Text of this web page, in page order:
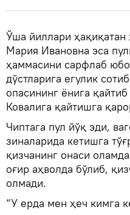
Ўша йиллари ҳақиқатан
Мария Ивановна эса
ҳаммасини сарфлаб
дўстларига егулик
опасининг ёнига
Ковалига қайтишга
Чиптага пул йўқ эди,
зиналарида кетишга
қизчанинг онаси
оғир аҳволда бўлиб,
олмади.
“У ерда мен ҳеч кимга